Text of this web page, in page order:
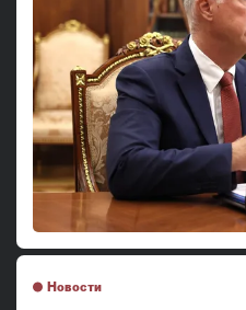
Новости